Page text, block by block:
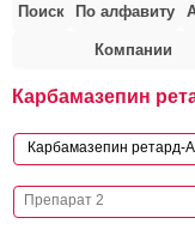
Поиск По алфавиту
Компании
Карбамазепин